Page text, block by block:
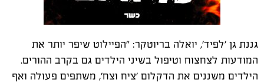
גננת גן 'לפיד', יואלה בריוטקר: "הפיילוט שיפר יותר את
המודעות לצחצוח וטיפול בשיני הילדים גם בקרב ההורים.
הילדים משננים את הדקלום 'ציח וצח', משתפים פעולה ואף